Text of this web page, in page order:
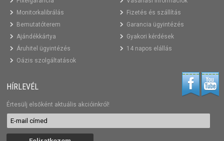
Monitorkalibrálás
Bemutatóterem
Ajándékkártya
Áruhitel ügyintézés
Oázis szolgáltatások
Fizetés és szállítás
Garancia ügyintézés
Gyakori kérdések
14 napos elállás
HÍRLEVÉL
Értesülj elsőként aktuális akcióinkról!